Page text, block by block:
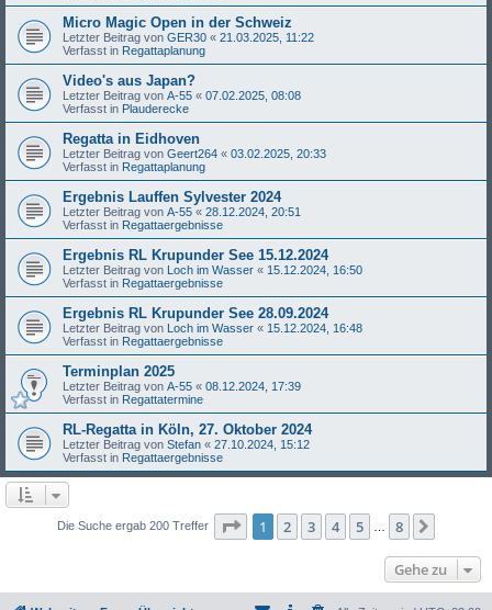
Micro Magic Open in der Schweiz
Letzter Beitrag von GER30 « 21.03.2025, 11:22
Verfasst in Regattaplanung
Video's aus Japan?
Letzter Beitrag von A-55 « 07.02.2025, 08:08
Verfasst in Plauderecke
Regatta in Eidhoven
Letzter Beitrag von Geert264 « 03.02.2025, 20:33
Verfasst in Regattaplanung
Ergebnis Lauffen Sylvester 2024
Letzter Beitrag von A-55 « 28.12.2024, 20:51
Verfasst in Regattaergebnisse
Ergebnis RL Krupunder See 15.12.2024
Letzter Beitrag von Loch im Wasser « 15.12.2024, 16:50
Verfasst in Regattaergebnisse
Ergebnis RL Krupunder See 28.09.2024
Letzter Beitrag von Loch im Wasser « 15.12.2024, 16:48
Verfasst in Regattaergebnisse
Terminplan 2025
Letzter Beitrag von A-55 « 08.12.2024, 17:39
Verfasst in Regattatermine
RL-Regatta in Köln, 27. Oktober 2024
Letzter Beitrag von Stefan « 27.10.2024, 15:12
Verfasst in Regattaergebnisse
Die Suche ergab 200 Treffer Seite 1von
1 2 3 4 5 8
Gehe zu